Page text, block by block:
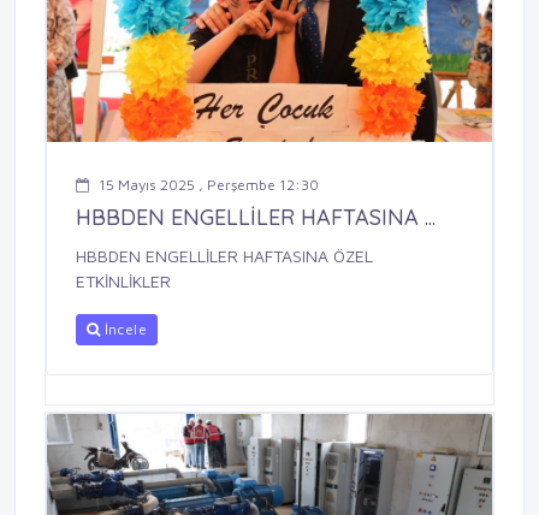
15 Mayıs 2025 , Perşembe 12:30
HBBDEN ENGELLİLER HAFTASINA ...
HBBDEN ENGELLİLER HAFTASINA ÖZEL
ETKİNLİKLER
İncele